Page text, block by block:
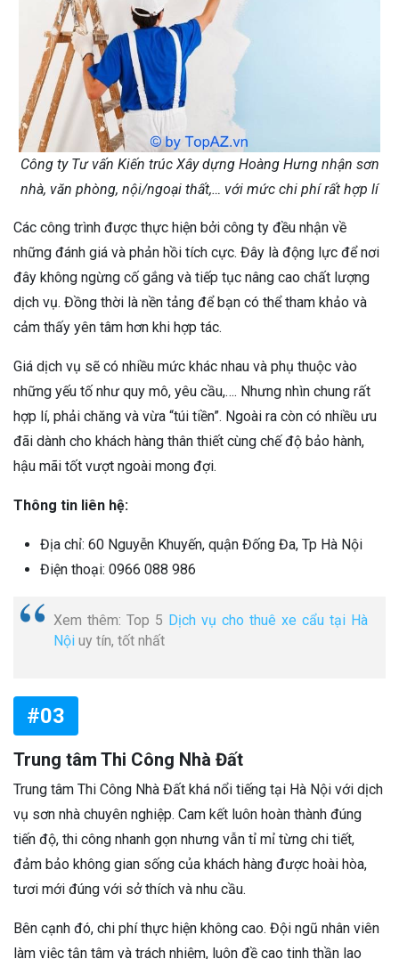
Công ty Tư vấn Kiến trúc Xây dựng Hoàng Hưng nhận sơn
nhà, văn phòng, nội/ngoại thất,… với mức chi phí rất hợp lí
Các công trình được thực hiện bởi công ty đều nhận về
những đánh giá và phản hồi tích cực. Đây là động lực để nơi
đây không ngừng cố gắng và tiếp tục nâng cao chất lượng
dịch vụ. Đồng thời là nền tảng để bạn có thể tham khảo và
cảm thấy yên tâm hơn khi hợp tác.
Giá dịch vụ sẽ có nhiều mức khác nhau và phụ thuộc vào
những yếu tố như quy mô, yêu cầu,…. Nhưng nhìn chung rất
hợp lí, phải chăng và vừa “túi tiền”. Ngoài ra còn có nhiều ưu
đãi dành cho khách hàng thân thiết cùng chế độ bảo hành,
hậu mãi tốt vượt ngoài mong đợi.
Thông tin liên hệ:
Địa chỉ: 60 Nguyễn Khuyến, quận Đống Đa, Tp Hà Nội
Điện thoại: 0966 088 986
Xem thêm: Top 5 Dịch vụ cho thuê xe cẩu tại Hà
Nội uy tín, tốt nhất
#03
Trung tâm Thi Công Nhà Đất
Trung tâm Thi Công Nhà Đất khá nổi tiếng tại Hà Nội với dịch
vụ sơn nhà chuyên nghiệp. Cam kết luôn hoàn thành đúng
tiến độ, thi công nhanh gọn nhưng vẫn tỉ mỉ từng chi tiết,
đảm bảo không gian sống của khách hàng được hoài hòa,
tươi mới đúng với sở thích và nhu cầu.
Bên cạnh đó, chi phí thực hiện không cao. Đội ngũ nhân viên
làm việc tận tâm và trách nhiệm, luôn đề cao tinh thần lao